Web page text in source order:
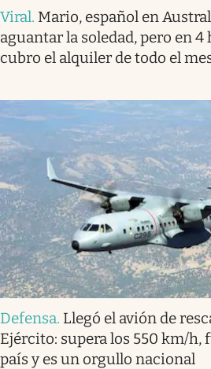
Viral. Mario, español en
aguantar la soledad, pero en 4
cubro el alquiler de todo el
Defensa. Llegó el avión de
Ejército: supera los 550 km/h,
país y es un orgullo nacional